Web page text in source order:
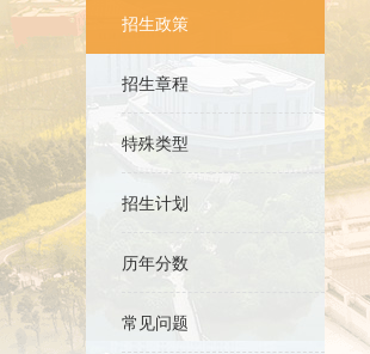
招生政策
招生章程
特殊类型
招生计划
历年分数
常见问题